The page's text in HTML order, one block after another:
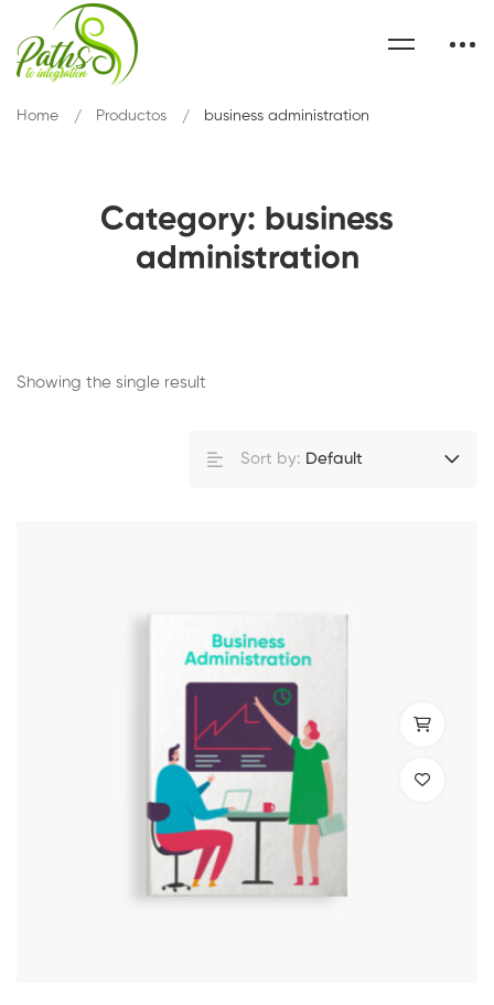
Category: business
administration
Home Productos business administration
Showing the single result
Sort by: Default